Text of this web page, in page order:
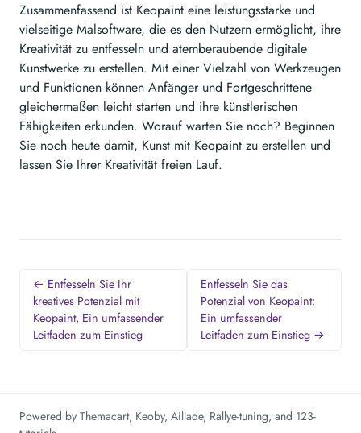
Zusammenfassend ist Keopaint eine leistungsstarke und
vielseitige Malsoftware, die es den Nutzern ermöglicht, ihre
Kreativität zu entfesseln und atemberaubende digitale
Kunstwerke zu erstellen. Mit einer Vielzahl von Werkzeugen
und Funktionen können Anfänger und Fortgeschrittene
gleichermaßen leicht starten und ihre künstlerischen
Fähigkeiten erkunden. Worauf warten Sie noch? Beginnen
Sie noch heute damit, Kunst mit Keopaint zu erstellen und
lassen Sie Ihrer Kreativität freien Lauf.
← Entfesseln Sie Ihr
kreatives Potenzial mit
Keopaint, Ein umfassender
Leitfaden zum Einstieg
Entfesseln Sie das
Potenzial von Keopaint:
Ein umfassender
Leitfaden zum Einstieg →
Powered by Themacart, Keoby, Aillade, Rallye-tuning, and 123-